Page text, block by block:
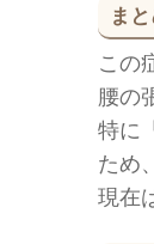
ま
この
腰の
特に
ため
現在